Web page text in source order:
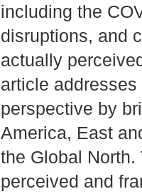
including the
disruptions, and
actually
article
perspective by
America, East
the Global
perceived and